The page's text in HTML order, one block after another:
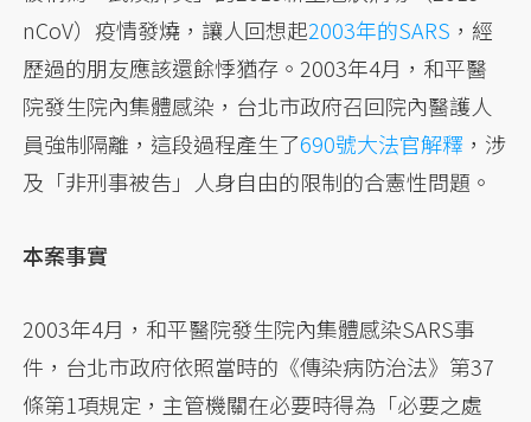
nCoV）疫情發燒，讓人回想起2003年的SARS ，經
歷過的朋友應該還餘悸猶存。2003年4月，和平醫
院發生院內集體感染，台北市政府召回院內醫護人
員強制隔離，這段過程產生了690號大法官解釋 ，涉
及「非刑事被告」人身自由的限制的合憲性問題。
本案事實
2003年4月，和平醫院發生院內集體感染SARS事
件，台北市政府依照當時的《傳染病防治法》第37
條第1項規定，主管機關在必要時得為「必要之處